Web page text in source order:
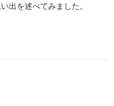
出を述べてみました。